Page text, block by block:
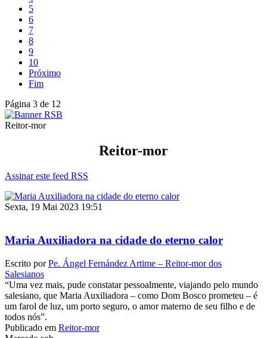
5
6
7
8
9
10
Próximo
Fim
Página 3 de 12
Reitor-mor
Reitor-mor
Assinar este feed RSS
Sexta, 19 Mai 2023 19:51
Maria Auxiliadora na cidade do eterno calor
Escrito porPe. Ángel Fernández Artime – Reitor-mor dos
Salesianos
“Uma vez mais, pude constatar pessoalmente, viajando pelo mundo
salesiano, que Maria Auxiliadora – como Dom Bosco prometeu – é
um farol de luz, um porto seguro, o amor materno de seu filho e de
todos nós”.
Publicado em Reitor-mor